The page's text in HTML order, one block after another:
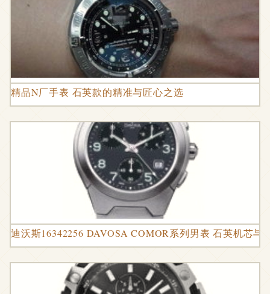
精品N厂手表 石英款的精准与匠心之选
迪沃斯16342256 DAVOSA COMOR系列男表 石英机芯与